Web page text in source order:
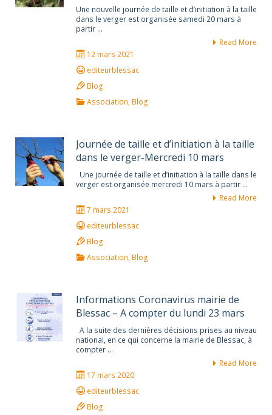
Une nouvelle journée de taille et d’initiation à la taille
dans le verger est organisée samedi 20 mars à
partir …
Read More
12 mars 2021
editeurblessac
Blog
Association, Blog
Journée de taille et d’initiation à la taille
dans le verger-Mercredi 10 mars
Une journée de taille et d’initiation à la taille dans le
verger est organisée mercredi 10 mars à partir …
Read More
7 mars 2021
editeurblessac
Blog
Association, Blog
Informations Coronavirus mairie de
Blessac – A compter du lundi 23 mars
A la suite des dernières décisions prises au niveau
national, en ce qui concerne la mairie de Blessac, à
compter …
Read More
17 mars 2020
editeurblessac
Blog